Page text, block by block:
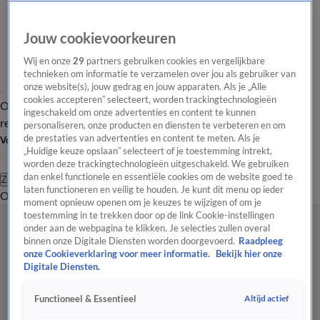
Overzicht Laatste nieuws Regionieuws Het beste van Hart
Tip de
redactie
Volg Hart van Nederland
Zoeken
OverzichtRegioUitzendingenWeerTip de redactiePanelVideo's
Jouw cookievoorkeuren
Wij en onze29 partners gebruiken cookies en vergelijkbare
technieken om informatie te verzamelen over jou als gebruiker van
onze website(s), jouw gedrag en jouw apparaten. Als je „Alle
cookies accepteren” selecteert, worden trackingtechnologieën
ingeschakeld om onze advertenties en content te kunnen
personaliseren, onze producten en diensten te verbeteren en om
de prestaties van advertenties en content te meten. Als je
„Huidige keuze opslaan” selecteert of je toestemming intrekt,
worden deze trackingtechnologieën uitgeschakeld. We gebruiken
dan enkel functionele en essentiële cookies om de website goed te
laten functioneren en veilig te houden. Je kunt dit menu op ieder
moment opnieuw openen om je keuzes te wijzigen of om je
toestemming in te trekken door op de link Cookie-instellingen
onder aan de webpagina te klikken. Je selecties zullen overal
binnen onze Digitale Diensten worden doorgevoerd. Raadpleeg
onze Cookieverklaring voor meer informatie.
Bekijk hier onze
Digitale Diensten.
Functioneel & Essentieel Altijd actief